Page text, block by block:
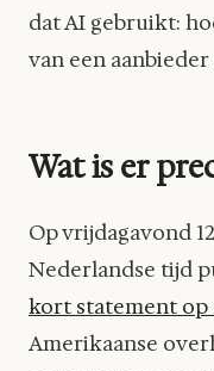
dat AI gebruikt:
van een
Wat is er
Op vrijdagavond
Nederlandse tijd
kort statement op
Amerikaanse